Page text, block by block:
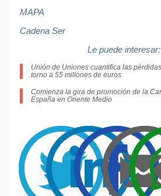
MAPA
Cadena Ser
Le puede interesar:
Unión de Uniones cuantifica las
torno a 55 millones de euros
Comienza la gira de promoción de la
España en Oriente Medio